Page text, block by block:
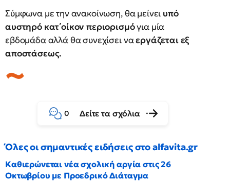
Σύμφωνα με την ανακοίνωση, θα μείνει υπό
αυστηρό κατ΄οίκον περιορισμόγια μία
εβδομάδα αλλά θα συνεχίσει ναεργάζεται εξ
αποστάσεως.
0 Δείτε τα σχόλια
Όλες οι σημαντικές ειδήσεις στο alfavita.gr
Καθιερώνεται νέα σχολική αργία στις 26
Οκτωβρίου με Προεδρικό Διάταγμα